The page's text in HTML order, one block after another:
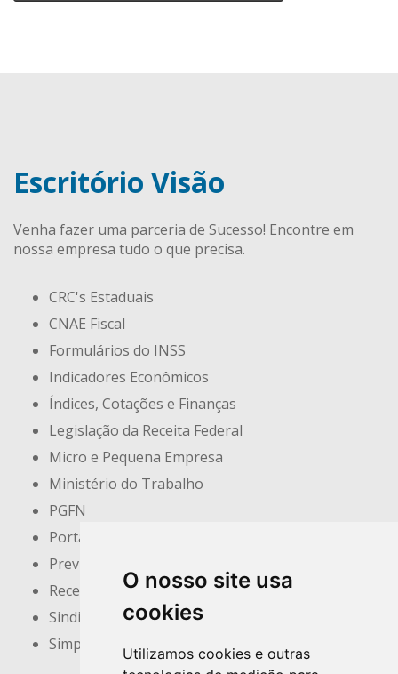
O nosso site usa
cookies
Utilizamos cookies e outras
Escritório Visão
Venha fazer uma parceria de Sucesso! Encontre em
nossa empresa tudo o que precisa.
CRC's Estaduais
CNAE Fiscal
Formulários do INSS
Indicadores Econômicos
Índices, Cotações e Finanças
Legislação da Receita Federal
Micro e Pequena Empresa
Ministério do Trabalho
PGFN
Portal do Empreendedor
Previdência Social
Receita Federal
Sindicatos e Associações
Simples Nacional